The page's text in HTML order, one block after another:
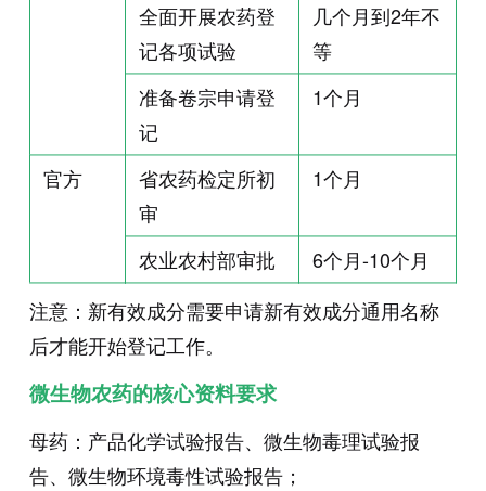
全面开展农药登
记各项试验
几个月到2年不
等
准备卷宗申请登
记
1个月
官方
省农药检定所初
审
1个月
农业农村部审批 6个月-10个月
注意：新有效成分需要申请新有效成分通用名称
后才能开始登记工作。
微生物农药的核心资料要求
母药：产品化学试验报告、微生物毒理试验报
告、微生物环境毒性试验报告；